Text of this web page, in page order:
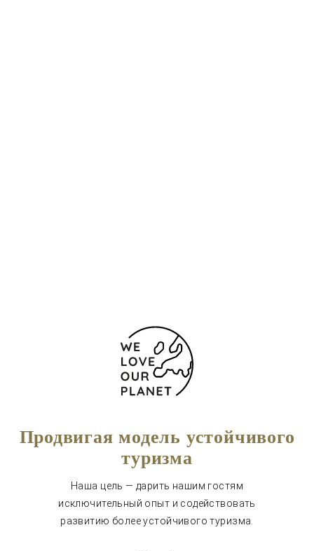
Продвигая модель устойчивого
туризма
Наша цель — дарить нашим гостям
исключительный опыт и содействовать
развитию более устойчивого туризма.